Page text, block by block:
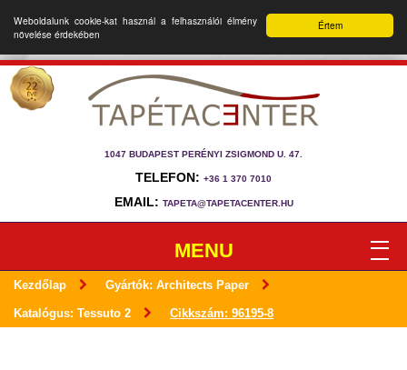
Értem
Weboldalunk cookie-kat használ a felhasználói élmény
növelése érdekében
1047 BUDAPEST PERÉNYI ZSIGMOND U. 47.
TELEFON: +36 1 370 7010
EMAIL: TAPETA@TAPETACENTER.HU
MENU
Kezdőlap Gyártók: Architects Paper
Katalógus: Tessuto 2 Cikkszám: 96195-8